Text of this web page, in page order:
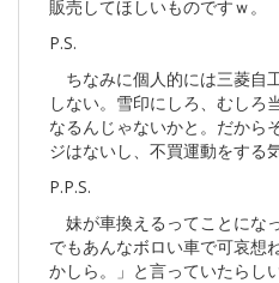
販売してほしいものですｗ。
P.S.
ちなみに個人的には三菱自
しない。雪印にしろ、むしろ
なるんじゃないかと。だから
ジはないし、不買運動をする
P.P.S.
妹が車換えるってことにな
でもあんなボロい車で可哀想
かしら。」と言っていたらしい